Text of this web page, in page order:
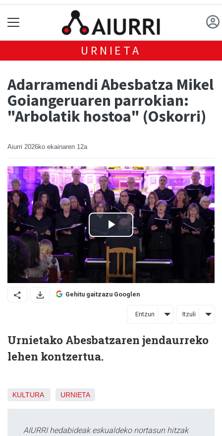
URNIETA
Adarramendi Abesbatza Mikel
Goiangeruaren parrokian:
"Arbolatik hostoa" (Oskorri)
Aiurri 2026ko ekainaren 12a
Gehitu gaitzazu Googlen
Entzun Itzuli
Urnietako Abesbatzaren jendaurreko
lehen kontzertua.
KULTURA URNIETA
AIURRI hedabideak eskualdeko nortasun hitzak